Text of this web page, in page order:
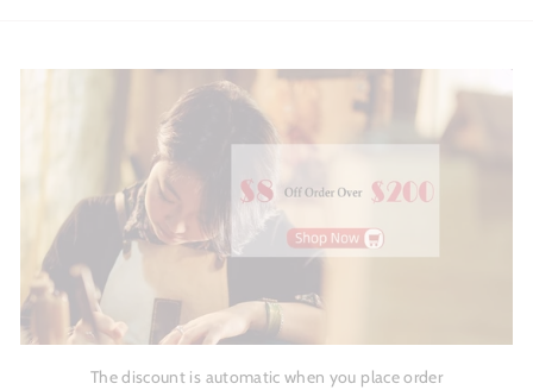
The discount is automatic when you place order